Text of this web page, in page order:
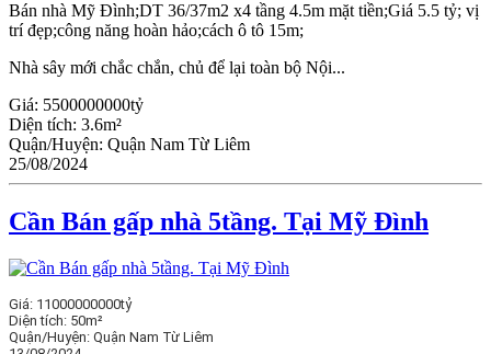
Bán nhà Mỹ Đình;DT 36/37m2 x4 tầng 4.5m mặt tiền;Giá 5.5 tỷ; vị
trí đẹp;công năng hoàn hảo;cách ô tô 15m;
Nhà sây mới chắc chắn, chủ để lại toàn bộ Nội...
Giá: 5500000000tỷ
Diện tích: 3.6m²
Quận/Huyện: Quận Nam Từ Liêm
25/08/2024
Cần Bán gấp nhà 5tầng. Tại Mỹ Đình
Giá: 11000000000tỷ
Diện tích: 50m²
Quận/Huyện: Quận Nam Từ Liêm